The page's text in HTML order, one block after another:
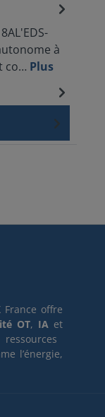
à
co… Plus
France offre
OT, IA et
l’énergie,